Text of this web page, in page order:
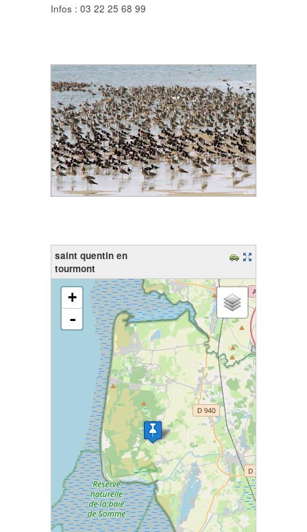
Infos : 03 22 25 68 99
saint quentin en
tourmont
chargement de la carte - veuillez patienter...
+
-